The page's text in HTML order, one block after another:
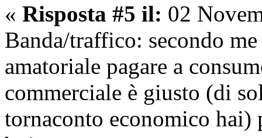
« Risposta #5 il: 02
Banda/traffico: secondo
amatoriale pagare a
commerciale è giusto (di
tornaconto economico hai)